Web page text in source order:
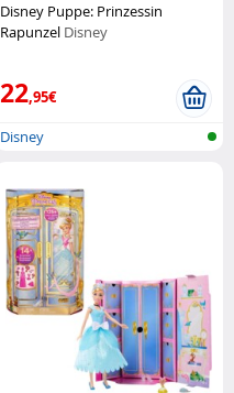
Disney Puppe: Prinzessin
Rapunzel Disney
22,95€
Disney